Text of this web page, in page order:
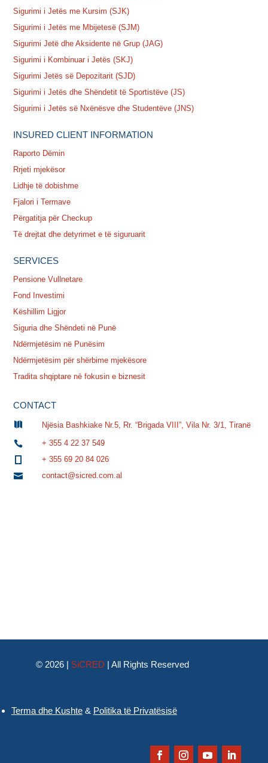
Sigurimi i Jetës me Kursim (SJK)
Sigurimi i Jetës me Mbijetesë (SJM)
Sigurimi Jetë dhe Aksidente në Grup (JAG)
Sigurimi i Kombinuar i Jetës (SKJ)
Sigurimi Jetës së Depozitarit (SJD)
Sigurimi i Jetës dhe Shëndetit të Sportistëve (JS)
Sigurimi i Jetës së Nxënësve dhe Studentëve (JNS)
INSURED CLIENT INFORMATION
Raporto Dëmin
Rrjeti mjekësor
Lidhje të dobishme
Fjalori i Termave
Përgatitja për Checkup
Të drejtat dhe detyrimet e të siguruarit
SERVICES
Pensione Vullnetare
Fond Investimi
Këshillim Ligjor
Siguria dhe Shëndeti në Punë
Ndërmjetësim në Punësim
Ndërmjetësim për shërbime mjekësore
Tradita shqiptare në fokusin e biznesit
CONTACT
 Njësia Bashkiake Nr.5, Rr. “Brigada VIII”, Vila Nr. 3/1, Tiranë

+ 355 4 22 37 549

+ 355 69 20 84 026

contact@sicred.com.al
© 2026 | SiCRED | All Rights Reserved
Terma dhe Kushte& Politika të Privatësisë